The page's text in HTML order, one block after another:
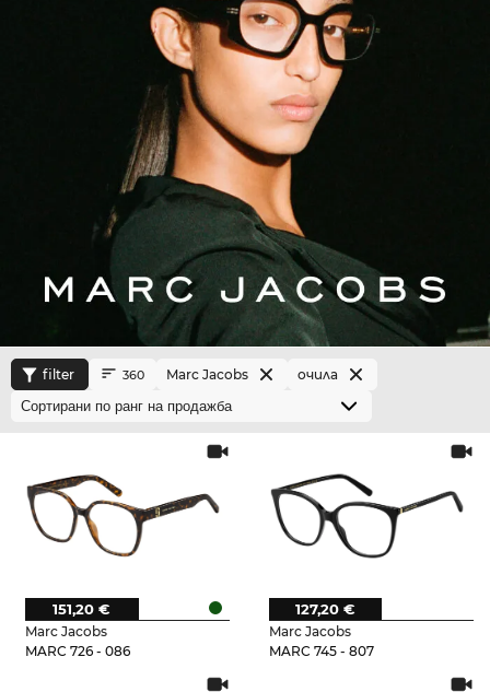
filter 360 Marc Jacobs очила
Marc Jacobs
MARC 726 - 086
151,20 €
Marc Jacobs
MARC 745 - 807
127,20 €